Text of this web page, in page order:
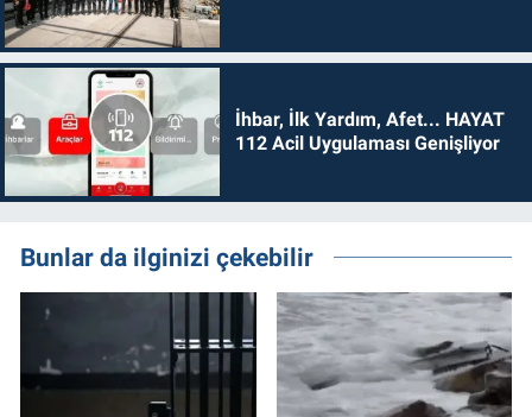
İhbar, İlk Yardım, Afet... HAYAT
112 Acil Uygulaması Genişliyor
Bunlar da ilginizi çekebilir